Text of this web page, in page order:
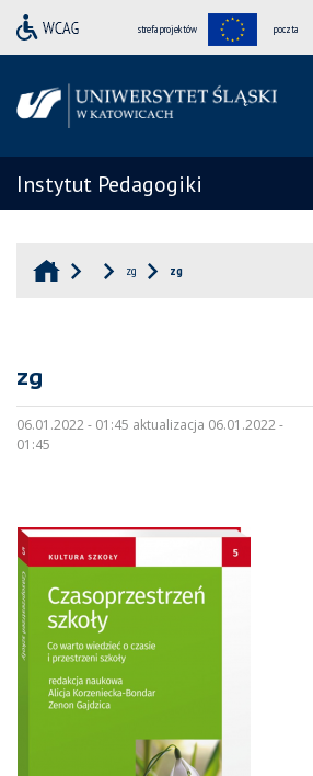
strefa projektów poczta
Instytut Pedagogiki
zg zg
zg
06.01.2022 - 01:45 aktualizacja 06.01.2022 -
01:45